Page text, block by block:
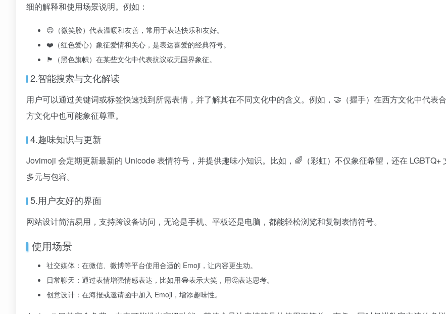
细的解释和使用场景说明。例如：
😊（微笑脸）代表温暖和友善，常用于表达快乐和友好。
❤️（红色爱心）象征爱情和关心，是表达喜爱的经典符号。
🏴（黑色旗帜）在某些文化中代表抗议或无国界象征。
2.智能搜索与文化解读
用户可以通过关键词或标签快速找到所需表情，并了解其在不同文化中的含义。例如，🤝（握手）在西方文化中代表
方文化中也可能象征尊重。
4.趣味知识与更新
Jovimoji 会定期更新最新的 Unicode 表情符号，并提供趣味小知识。比如，🌈（彩虹）不仅象征希望，还在 LGBTQ+
多元与包容。
5.用户友好的界面
网站设计简洁易用，支持跨设备访问，无论是手机、平板还是电脑，都能轻松浏览和复制表情符号。
使用场景
社交媒体：在微信、微博等平台使用合适的 Emoji，让内容更生动。
日常聊天：通过表情增强情感表达，比如用😂表示大笑，用🤔表达思考。
创意设计：在海报或邀请函中加入 Emoji，增添趣味性。